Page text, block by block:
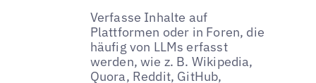
Verfasse Inhalte auf
Plattformen oder in Foren, die
häufig von LLMs erfasst
werden, wie z. B. Wikipedia,
Quora, Reddit, GitHub,